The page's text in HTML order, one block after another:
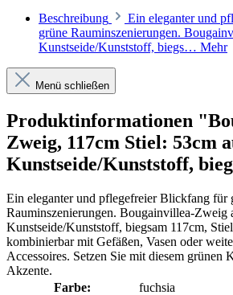
Beschreibung
Ein eleganter und
grüne Rauminszenierungen.
Kunstseide/Kunststoff, biegs… Mehr
Menü schließen
Produktinformationen
Zweig, 117cm Stiel: 53cm
Kunstseide/Kunststoff,
Ein eleganter und pflegefreier Blickfang für
Rauminszenierungen. Bougainvillea-Zweig
Kunstseide/Kunststoff, biegsam 117cm,
kombinierbar mit Gefäßen, Vasen oder
Accessoires. Setzen Sie mit diesem grünen
Akzente.
Farbe:
fuchsia